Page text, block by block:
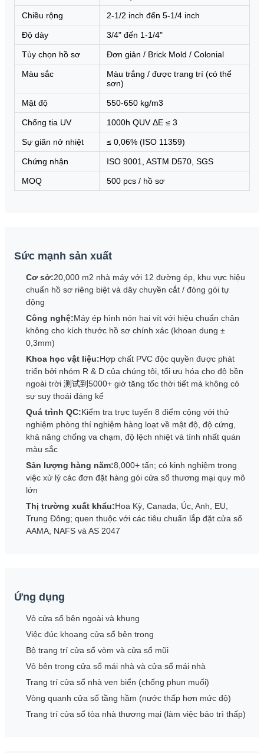
Chiều rộng 2-1/2 inch đến 5-1/4 inch
Độ dày 3/4" đến 1-1/4"
Tùy chọn hồ sơ Đơn giản / Brick Mold / Colonial
Màu sắc
Màu trắng / được trang trí (có thể
sơn)
Mật độ 550-650 kg/m3
Chống tia UV 1000h QUV ΔE ≤ 3
Sự giãn nở nhiệt ≤ 0,06% (ISO 11359)
Chứng nhận ISO 9001, ASTM D570, SGS
MOQ 500 pcs / hồ sơ
Sức mạnh sản xuất
Cơ sở:20,000 m2 nhà máy với 12 đường ép, khu vực hiệu
chuẩn hồ sơ riêng biệt và dây chuyền cắt / đóng gói tự
động
Công nghệ:Máy ép hình nón hai vít với hiệu chuẩn chân
không cho kích thước hồ sơ chính xác (khoan dung ±
0,3mm)
Khoa học vật liệu:Hợp chất PVC độc quyền được phát
triển bởi nhóm R & D của chúng tôi, tối ưu hóa cho độ bền
ngoài trời 测试到5000+ giờ tăng tốc thời tiết mà không có
sự suy thoái đáng kể
Quá trình QC:Kiểm tra trực tuyến 8 điểm cộng với thử
nghiệm phòng thí nghiệm hàng loạt về mật độ, độ cứng,
khả năng chống va chạm, độ lệch nhiệt và tính nhất quán
màu sắc
Sản lượng hàng năm:8,000+ tấn; có kinh nghiệm trong
việc xử lý các đơn đặt hàng gói cửa sổ thương mại quy mô
lớn
Thị trường xuất khẩu:Hoa Kỳ, Canada, Úc, Anh, EU,
Trung Đông; quen thuộc với các tiêu chuẩn lắp đặt cửa sổ
AAMA, NAFS và AS 2047
Ứng dụng
Vỏ cửa sổ bên ngoài và khung
Việc đúc khoang cửa sổ bên trong
Bộ trang trí cửa sổ vòm và cửa sổ mũi
Vỏ bên trong cửa sổ mái nhà và cửa sổ mái nhà
Trang trí cửa sổ nhà ven biển (chống phun muối)
Vòng quanh cửa sổ tầng hầm (nước thấp hơn mức độ)
Trang trí cửa sổ tòa nhà thương mại (làm việc bảo trì thấp)